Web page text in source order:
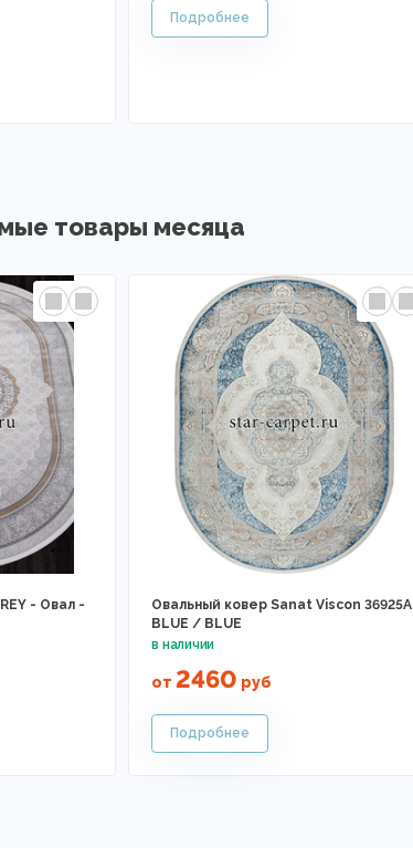
товары месяца
- Овал -
Овальный ковер Sanat Viscon 36925A
BLUE / BLUE
от 2460 руб